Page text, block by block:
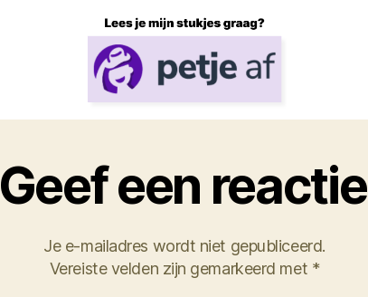
Geef een reactie
Je e-mailadres wordt niet gepubliceerd.
Vereiste velden zijn gemarkeerd met *